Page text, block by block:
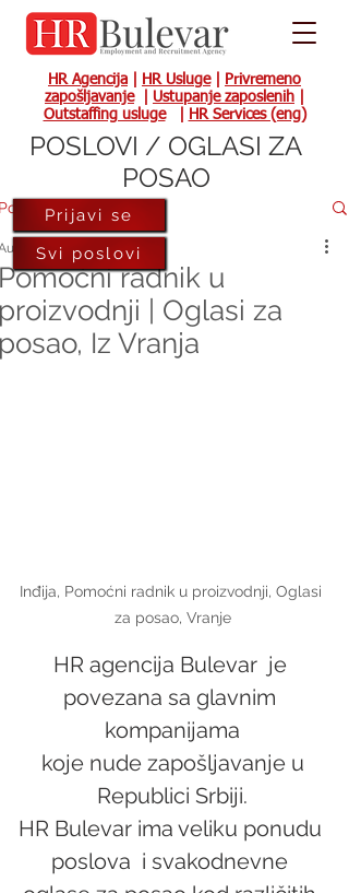
HR Agencija HR Usluge|
Privremeno
zapošljavanje| Ustupanje zaposlenih
Outstaffing usluge| HR Services (eng)
radnik u
| Oglasi za
Iz Vranja
30, 2022
Inđija, Pomoćni radnik u proizvodnji, Oglasi
za posao, Vranje
HR agencija Bulevar  je
povezana sa glavnim
kompanijama
Republici Srbiji.
HR Bulevar ima veliku ponudu
poslova  i svakodnevne
Prijavi se
Svi poslovi
POSLOVI / OGLASI ZA
POSAO